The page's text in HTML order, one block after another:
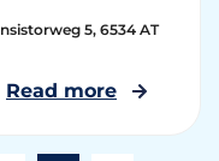
5, 6534 AT
Read more